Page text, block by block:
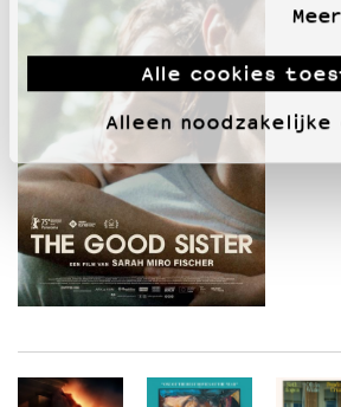
Alle cookies
Alleen noodzakelijke